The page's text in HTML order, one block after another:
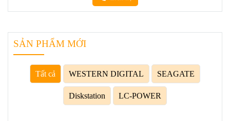
SẢN PHẨM MỚI
Tất cả WESTERN DIGITAL SEAGATE
Diskstation LC-POWER